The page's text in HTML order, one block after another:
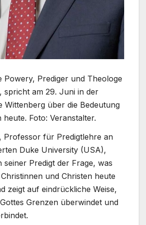
Powery, Prediger und Theologe
spricht am 29. Juni in der
Wittenberg über die Bedeutung
Foto: Veranstalter.
Professor für Predigtlehre an
Duke University (USA),
seiner Predigt der Frage, was
und Christen heute
zeigt auf eindrückliche Weise,
Grenzen überwindet und